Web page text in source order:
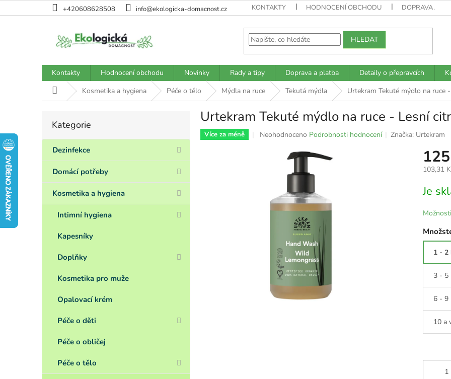
na
+420608628508 info@ekologicka-domacnost.cz KONTAKTY HODNOCENÍ OBCHODU DOPRAVA A
HLEDAT
Kontakty Hodnocení obchodu Novinky Rady a tipy Doprava a platba Detaily o přepravcích
Domů Kosmetika a hygiena Péče o tělo Mýdla na ruce Tekutá mýdla Urtekram Tekuté mýdlo na
s
r
n
í
Přeskočit
Kategorie
Dezinfekce
Domácí potřeby
Kosmetika a hygiena
Intimní hygiena
Kapesníky
Doplňky
Kosmetika pro muže
Opalovací krém
Péče o děti
Péče o obličej
Péče o tělo
Urtekram Tekuté mýdlo na ruce - Lesní
Více za méně
Průměrné
hvězdiček.
Neohodnoceno Podrobnosti hodnocení Značka: Urtekram
103,31
cena:
Je
1 - 2
3 - 5
6 - 9
10 a